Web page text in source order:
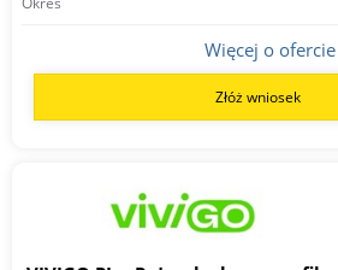
Więcej o ofercie
Złóż wniosek